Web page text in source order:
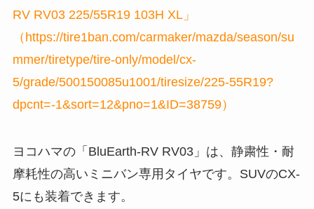
RV RV03 225/55R19 103H XL」
（https://tire1ban.com/carmaker/mazda/season/su
mmer/tiretype/tire-only/model/cx-
5/grade/500150085u1001/tiresize/225-55R19?
dpcnt=-1&sort=12&pno=1&ID=38759）
ヨコハマの「BluEarth-RV RV03」は、静粛性・耐
摩耗性の高いミニバン専用タイヤです。SUVのCX-
5にも装着できます。